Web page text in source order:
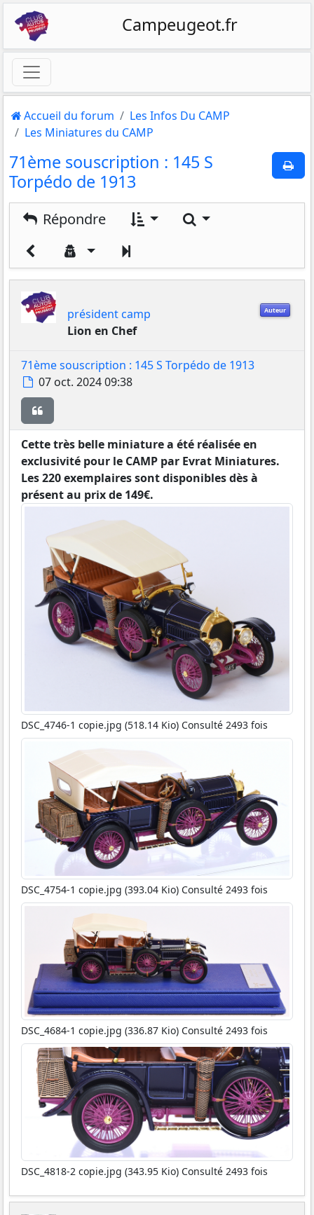
Campeugeot.fr
Accueil du forum
Les Infos Du CAMP
Les Miniatures du CAMP
71ème souscription : 145 S
Torpédo de 1913
Répondre
Rechercher
Auteur
président camp
Lion en Chef
71ème souscription : 145 S Torpédo de 1913
Message
07 oct. 2024 09:38
Cette très belle miniature a été réalisée en
exclusivité pour le CAMP par Evrat Miniatures.
Les 220 exemplaires sont disponibles dès à
présent au prix de 149€.
DSC_4746-1 copie.jpg (518.14 Kio) Consulté 2493 fois
DSC_4754-1 copie.jpg (393.04 Kio) Consulté 2493 fois
DSC_4684-1 copie.jpg (336.87 Kio) Consulté 2493 fois
DSC_4818-2 copie.jpg (343.95 Kio) Consulté 2493 fois